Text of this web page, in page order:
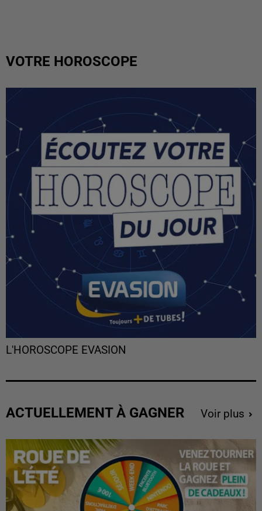
VOTRE HOROSCOPE
L'HOROSCOPE EVASION
ACTUELLEMENT À GAGNER Voir plus